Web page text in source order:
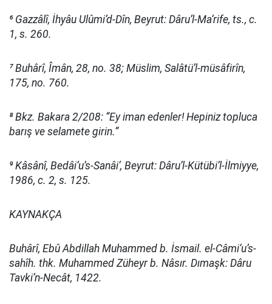
⁶ Gazzâlî, İhyâu Ulûmi’d-Dîn, Beyrut: Dâru’l-Ma‘rife, ts., c.
1, s. 260.
⁷ Buhârî, Îmân, 28, no. 38; Müslim, Salâtü’l-müsâfirîn,
175, no. 760.
⁸ Bkz. Bakara 2/208: “Ey iman edenler! Hepiniz topluca
barış ve selamete girin.”
⁹ Kâsânî, Bedâi‘u’s-Sanâi‘, Beyrut: Dâru’l-Kütübi’l-İlmiyye,
1986, c. 2, s. 125.
KAYNAKÇA
Buhârî, Ebû Abdillah Muhammed b. İsmail. el-Câmi‘u’s-
sahîh. thk. Muhammed Züheyr b. Nâsır. Dımaşk: Dâru
Tavki’n-Necât, 1422.